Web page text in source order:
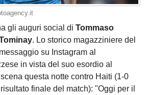
gli auguri social di Tommaso
. Lo storico magazziniere del
su Instagram al
in vista del suo esordio al
questa notte contro Haiti (1-0
finale del match): "Oggi per il